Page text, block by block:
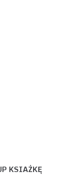
KSIAŻKĘ